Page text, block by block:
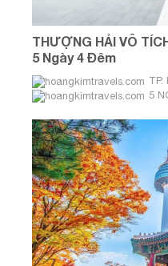
THƯỢNG HẢI VÔ
5 Ngày 4 Đêm
TP.
5